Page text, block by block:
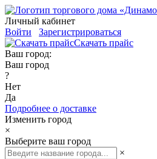
Личный кабинет
Войти
Зарегистрироваться
Скачать прайс
Ваш город:
Ваш город
?
Нет
Да
Подробнее о доставке
Изменить город
×
Выберите ваш город
×